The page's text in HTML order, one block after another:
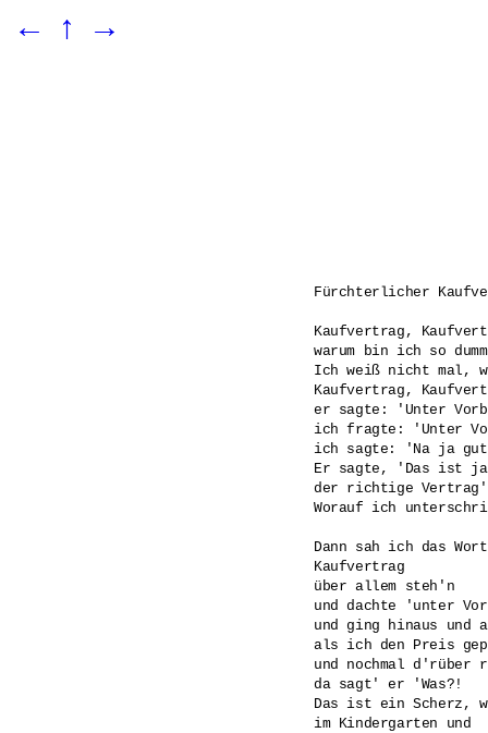
← ↑ →
Fürchterlicher
Kaufvertrag,
warum bin ich so
Ich weiß nicht mal,
Kaufvertrag,
er sagte: 'Unter
ich fragte: 'Unter
ich sagte: 'Na ja
Er sagte, 'Das ist
der richtige
Worauf ich
Dann sah ich das Wort
Kaufvertrag
über allem steh'n
und dachte 'unter
und ging hinaus und
als ich den Preis
und nochmal
da sagt' er 'Was?!
Das ist ein
im Kindergarten und